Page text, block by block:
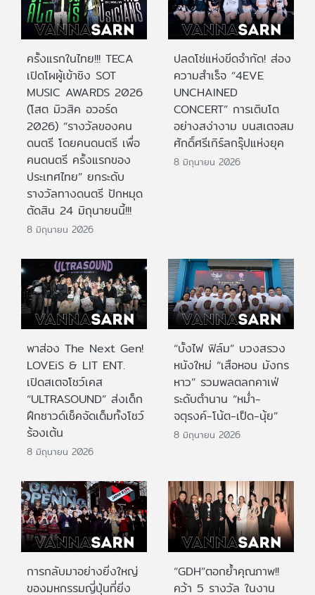
ครั้งแรกในไทย!!! TECA
เปิดโผผู้เข้าชิง SOT
MUSIC AWARDS 2026
(โสต มิวสิค อวอร์ด
2026) “รางวัลของคน
ดนตรี โดยคนดนตรี เพื่อ
คนดนตรี ครั้งแรกของ
ประเทศไทย” ยกระดับ
รางวัลทางดนตรี ปักหมุด
ตัดสิน 24 มิถุนายนนี้!!!
8 มิถุนายน 2026
ปลดโซ่แห่งขีดจำกัด! ส่อง
ความสำเร็จ “4EVE
UNCHAINED
CONCERT” การเติบโต
อย่างสง่างาม บนสเตจสม
ศักดิ์ศรีเกิร์ลกรุ๊ปแห่งยุค
8 มิถุนายน 2026
พาส่อง The Next Gen!
LOVEiS & LIT ENT.
เปิดสเตจโชว์เคส
“ULTRASOUND” ส่งเด็ก
ฝึกซาวด์เช็คจัดเต็มทั้งโชว์
ร้องเต้น
8 มิถุนายน 2026
“บั้งไฟ ฟิล์ม” บวงสรวง
หนังใหม่ “เสือหอน มังกร
หาว” รวมพลตลกคาเฟ่
ระดับตำนาน “หม่ำ-
จตุรงค์-โน้ต-เป็ด-นุ้ย”
8 มิถุนายน 2026
การกลับมาอย่างยิ่งใหญ่
ของมหกรรมญี่ปุ่นที่ยิ่ง
“GDH”ตอกย้ำคุณภาพ!!
คว้า 5 รางวัล ในงาน